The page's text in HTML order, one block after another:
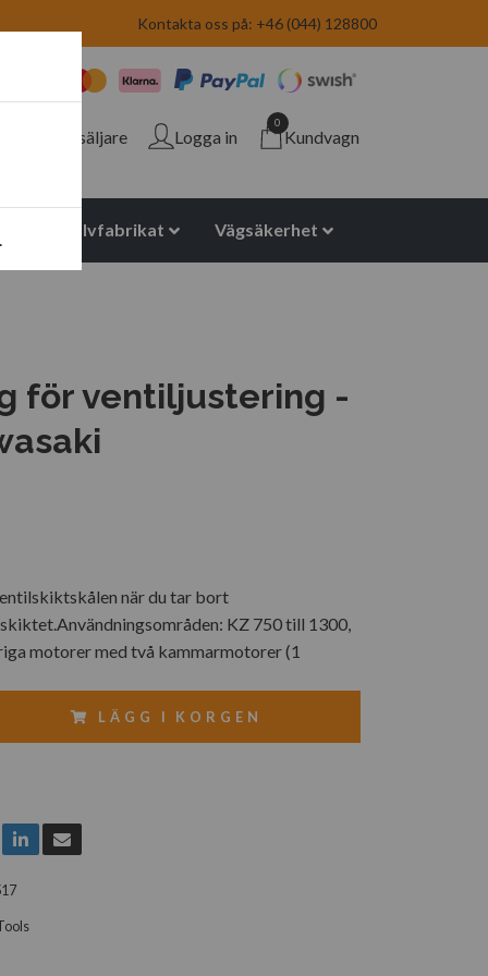
Kontakta oss på: +46 (044) 128800
Återförsäljare Logga in
0
Kundvagn
halvfabrikat Vägsäkerhet
för ventiljustering -
när du tar bort
KZ 750 till 1300,
motorer med två kammarmotorer (1
LÄGG I KORGEN